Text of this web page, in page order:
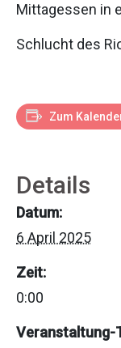
Mittagessen in
Schlucht des
Zum
Details
Datum:
6 April 2025
Zeit:
0:00
Veranstaltung-